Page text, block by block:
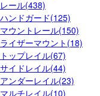
レール(438)
ハンドガード(125)
マウントレール(150)
ライザーマウント(18)
トップレイル(67)
サイドレイル(44)
アンダーレイル(23)
マルチレイル(10)